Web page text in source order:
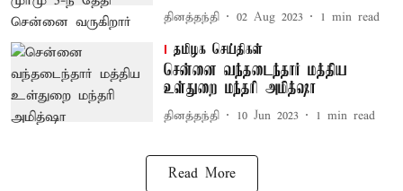
தினத்தந்தி 02 Aug 2023 1 min read
தமிழக செய்திகள்
சென்னை வந்தடைந்தார் மத்திய
உள்துறை மந்தரி அமித்ஷா
தினத்தந்தி 10 Jun 2023 1 min read
Read More